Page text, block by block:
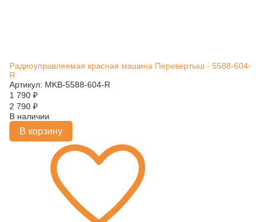
Радиоуправляемая красная машина Перевертыш - 5588-604-
R
Артикул: MKB-5588-604-R
1 790 ₽
2 790 ₽
В наличии
В корзину